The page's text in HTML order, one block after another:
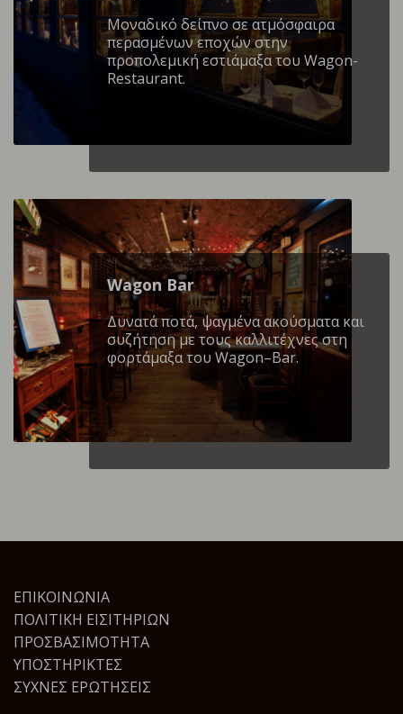
Mοναδικό δείπνο σε ατμόσφαιρα
περασμένων εποχών στην
προπολεμική εστιάμαξα του Wagon-
Restaurant.
Wagon Βar
Δυνατά ποτά, ψαγμένα ακούσματα και
συζήτηση με τους καλλιτέχνες στη
φορτάμαξα του Wagon–Bar.
ΕΠΙΚΟΙΝΩΝΊΑ
ΠΟΛΙΤΙΚΉ ΕΙΣΙΤΗΡΊΩΝ
ΠΡΟΣΒΑΣΙΜΌΤΗΤΑ
ΥΠΟΣΤΗΡΙΚΤΈΣ
ΣΥΧΝΈΣ ΕΡΩΤΉΣΕΙΣ